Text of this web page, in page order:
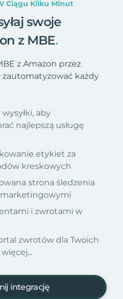
Ciągu Kilku Minut
swoje
z MBE.
z Amazon przez
zautomatyzować każdy
aby
najlepszą usługę
etykiet za
kreskowych
strona śledzenia
i zwrotami w
zwrotów dla Twoich
integrację